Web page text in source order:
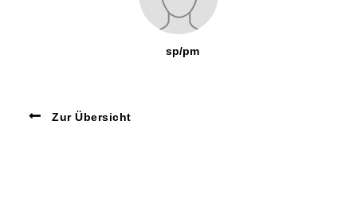
sp/pm
Zur Übersicht